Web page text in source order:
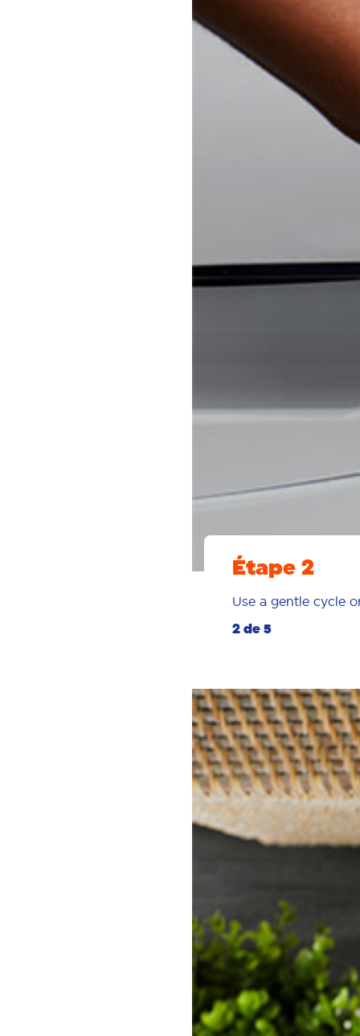
Étape 2
Use a gentle cycle
2 de 5